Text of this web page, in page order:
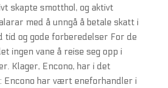
skapte smotthol, og aktivt
med å unngå å betale skatt i
tid og gode forberedelser For de
ingen vane å reise seg opp i
Klager, Encono, har i det
Encono har vært eneforhandler i